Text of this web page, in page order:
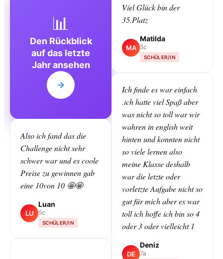
📊
Den Rückblick
auf das letzte
Jahr ansehen
Also ich fand das die
Challenge nicht sehr
schwer war und es coole
Preise zu gewinnen gab
eine 10von 10 🤩🤩
LU
Luan
5c
SCHÜLER/IN
Viel Glück bin der
35.Platz
MA
Matilda
5c
SCHÜLER/IN
Ich finde es war einfach
.ich hatte viel Spaß aber
was nicht so toll war wir
wahren in english weit
hinten und konnten nicht
so viele lernen also
meine Klasse deshalb
war die letzte oder
vorletzte Aufgabe nicht so
gut für mich aber es war
toll ich hoffe ich bin so 4
oder 3 oder vielleicht 1
DE
Deniz
7a